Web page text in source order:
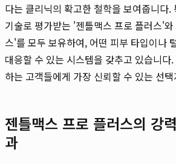
다는 클리닉의 확고한 철학을 보여줍니다.
기술로 평가받는 '젠틀맥스 프로 플러스'
스'를 모두 보유하여, 어떤 피부 타입이나
대응할 수 있는 시스템을 갖추고 있습니다.
하는 고객들에게 가장 신뢰할 수 있는 선
젠틀맥스 프로 플러스의 강
과